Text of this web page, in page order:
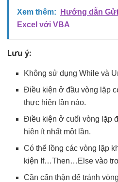
Xem thêm:
Hướng dẫn
Excel với VBA
Lưu ý:
Không sử dụng While và
Điều kiện ở đầu vòng lặp
thực hiện lần nào.
Điều kiện ở cuối vòng lặp
hiện ít nhất một lần.
Có thể lồng các vòng lặp
kiện If…Then…Else vào
Cần cẩn thận để tránh